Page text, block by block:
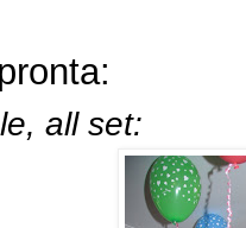
all set: